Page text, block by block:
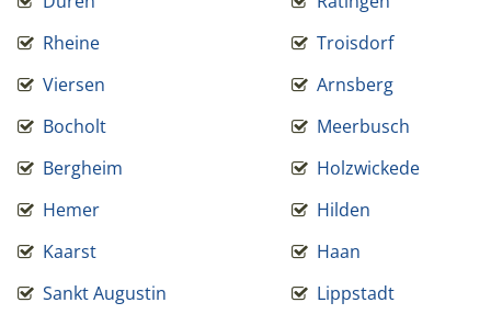
Rheine
Troisdorf
Viersen
Arnsberg
Bocholt
Meerbusch
Bergheim
Holzwickede
Hemer
Hilden
Kaarst
Haan
Sankt Augustin
Lippstadt